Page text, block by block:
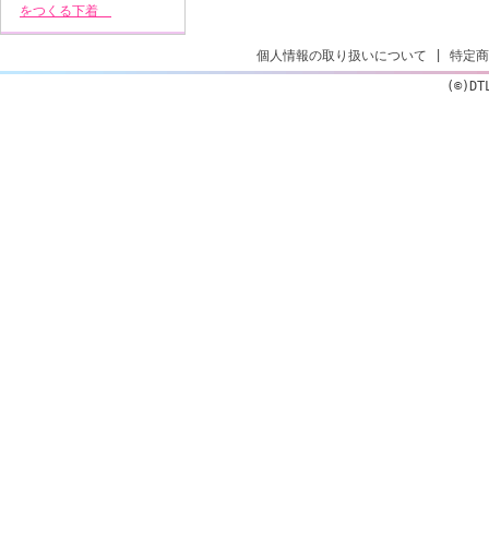
をつくる下着
個人情報の取り扱いについて
特定